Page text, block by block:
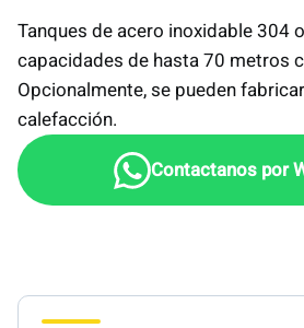
Tanques de acero inoxidable 304
capacidades de hasta 70 metros
Opcionalmente, se pueden
calefacción.